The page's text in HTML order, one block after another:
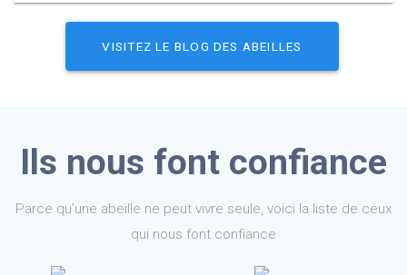
VISITEZ LE BLOG DES ABEILLES
Ils nous font confiance
Parce qu’une abeille ne peut vivre seule, voici la liste de ceux
qui nous font confiance